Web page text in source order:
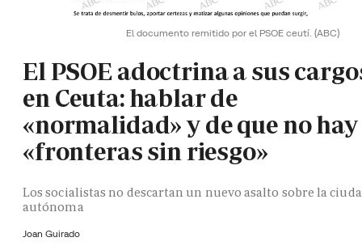
El documento remitido por el PSOE ceutí. (ABC)
El PSOE adoctrina a sus
en Ceuta: hablar de
«normalidad» y de que no hay
«fronteras sin riesgo»
Los socialistas no descartan un nuevo asalto sobre la
autónoma
Joan Guirado